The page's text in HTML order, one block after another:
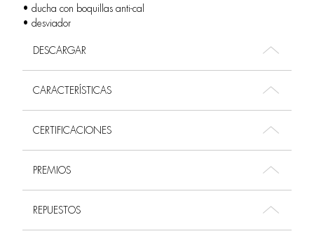
• ducha con boquillas anti-cal
• desviador
DESCARGAR
CARACTERÍSTICAS
CERTIFICACIONES
PREMIOS
REPUESTOS